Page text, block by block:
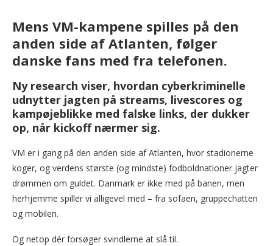
Mens VM-kampene spilles på den
anden side af Atlanten, følger
danske fans med fra telefonen.
Ny research viser, hvordan cyberkriminelle
udnytter jagten på streams, livescores og
kampøjeblikke med falske links, der dukker
op, når kickoff nærmer sig.
VM er i gang på den anden side af Atlanten, hvor stadionerne
koger, og verdens største (og mindste) fodboldnationer jagter
drømmen om guldet. Danmark er ikke med på banen, men
herhjemme spiller vi alligevel med – fra sofaen, gruppechatten
og mobilen.
Og netop dér forsøger svindlerne at slå til.